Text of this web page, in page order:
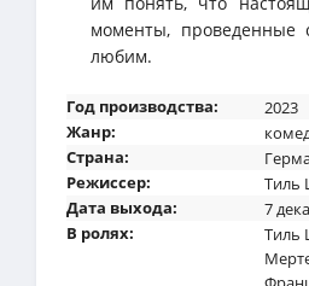
моменты, проведенные
любим.
Год производства:
2023
Жанр:
Страна:
Режиссер:
Тиль
Дата выхода:
7
В ролях:
Тиль